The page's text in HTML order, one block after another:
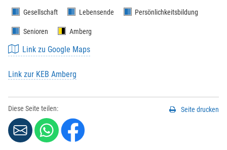
Gesellschaft Lebensende Persönlichkeitsbildung
Senioren Amberg
Link zu Google Maps
Link zur KEB Amberg
Diese Seite teilen: Seite drucken